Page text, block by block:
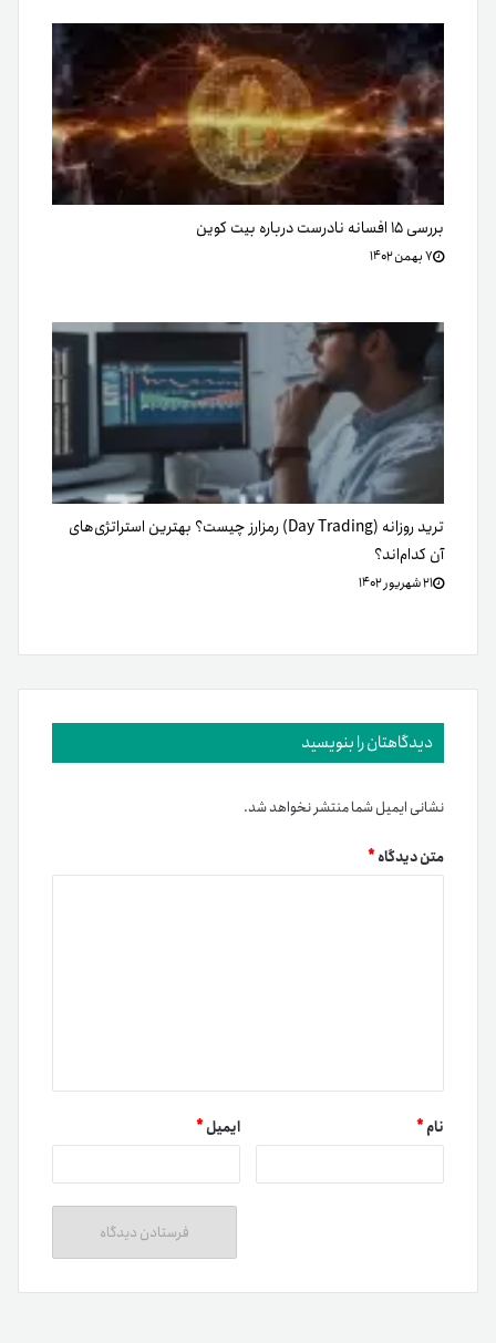
بررسی ۱۵ افسانه نادرست درباره بیت کوین
۷ بهمن ۱۴۰۲
ترید روزانه (Day Trading) رمزارز چیست؟ بهترین استراتژی‌های
آن کدام‌اند؟
۲۱ شهریور ۱۴۰۲
دیدگاهتان را بنویسید
نشانی ایمیل شما منتشر نخواهد شد.
متن دیدگاه*
نام* ایمیل*